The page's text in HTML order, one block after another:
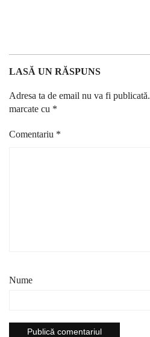
LASĂ UN RĂSPUNS
Adresa ta de email nu va fi publicată.
marcate cu *
Comentariu *
Nume